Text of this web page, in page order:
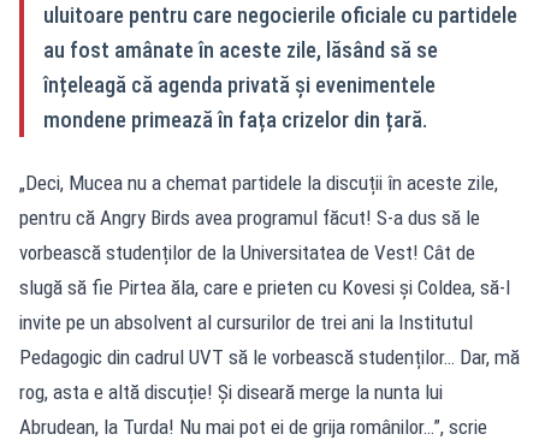
uluitoare pentru care negocierile oficiale cu partidele
au fost amânate în aceste zile, lăsând să se
înțeleagă că agenda privată și evenimentele
mondene primează în fața crizelor din țară.
„Deci, Mucea nu a chemat partidele la discuții în aceste zile,
pentru că Angry Birds avea programul făcut! S-a dus să le
vorbească studenților de la Universitatea de Vest! Cât de
slugă să fie Pirtea ăla, care e prieten cu Kovesi și Coldea, să-l
invite pe un absolvent al cursurilor de trei ani la Institutul
Pedagogic din cadrul UVT să le vorbească studenților… Dar, mă
rog, asta e altă discuție! Și diseară merge la nunta lui
Abrudean, la Turda! Nu mai pot ei de grija românilor…”, scrie